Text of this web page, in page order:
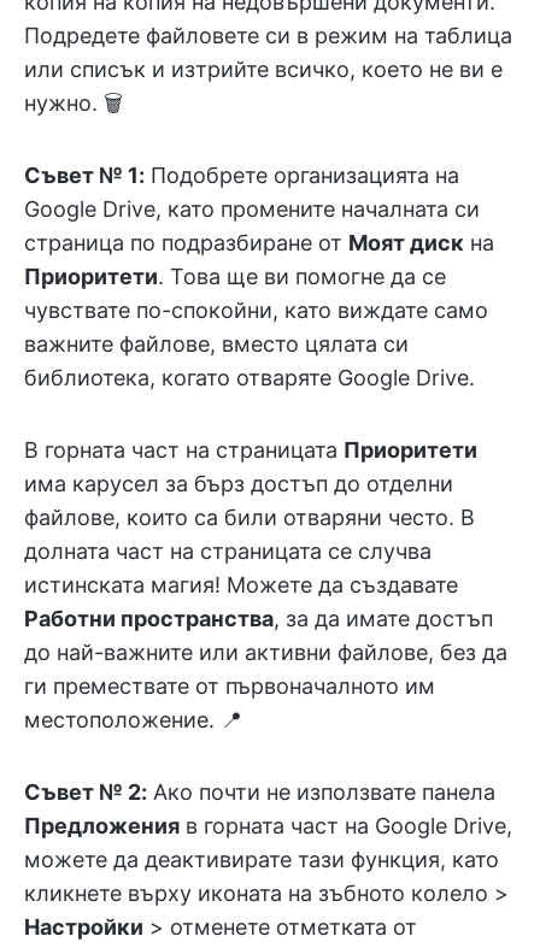
Подредете файловете си в режим на таблица
или списък и изтрийте всичко, което не ви е
нужно. 🗑
Съвет № 1: Подобрете организацията на
Google Drive, като промените началната си
страница по подразбиране от Моят диск на
Приоритети. Това ще ви помогне да се
чувствате по-спокойни, като виждате само
важните файлове, вместо цялата си
библиотека, когато отваряте Google Drive.
В горната част на страницата Приоритети
има карусел за бърз достъп до отделни
файлове, които са били отваряни често. В
долната част на страницата се случва
истинската магия! Можете да създавате
Работни пространства, за да имате достъп
до най-важните или активни файлове, без да
ги премествате от първоначалното им
местоположение. 📍
Съвет № 2: Ако почти не използвате панела
Предложения в горната част на Google Drive,
можете да деактивирате тази функция, като
кликнете върху иконата на зъбното колело >
Настройки > отменете отметката от